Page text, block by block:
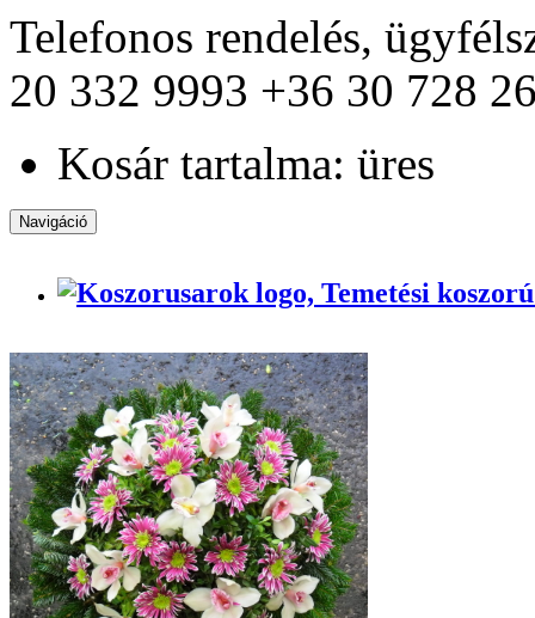
Telefonos rendelés,
20 332 9993 +36 30 728
Kosár tartalma: üres
Navigáció